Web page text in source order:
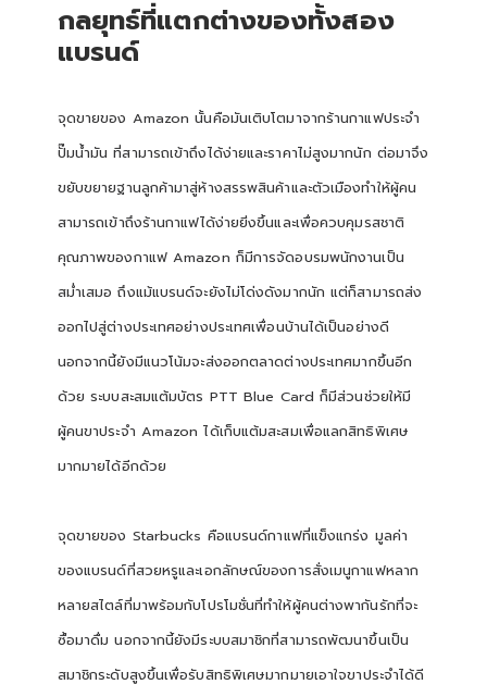
กลยุทธ์ที่แตกต่างของทั้งสอง
แบรนด์
จุดขายของ Amazon นั้นคือมันเติบโตมาจากร้านกาแฟประจำ
ปั๊มน้ำมัน ที่สามารถเข้าถึงได้ง่ายและราคาไม่สูงมากนัก ต่อมาจึง
ขยับขยายฐานลูกค้ามาสู่ห้างสรรพสินค้าและตัวเมืองทำให้ผู้คน
สามารถเข้าถึงร้านกาแฟได้ง่ายยิ่งขึ้นและเพื่อควบคุมรสชาติ
คุณภาพของกาแฟ Amazon ก็มีการจัดอบรมพนักงานเป็น
สม่ำเสมอ ถึงแม้แบรนด์จะยังไม่โด่งดังมากนัก แต่ก็สามารถส่ง
ออกไปสู่ต่างประเทศอย่างประเทศเพื่อนบ้านได้เป็นอย่างดี
นอกจากนี้ยังมีแนวโน้มจะส่งออกตลาดต่างประเทศมากขึ้นอีก
ด้วย ระบบสะสมแต้มบัตร PTT Blue Card ก็มีส่วนช่วยให้มี
ผู้คนขาประจำ Amazon ได้เก็บแต้มสะสมเพื่อแลกสิทธิพิเศษ
มากมายได้อีกด้วย
จุดขายของ Starbucks คือแบรนด์กาแฟที่แข็งแกร่ง มูลค่า
ของแบรนด์ที่สวยหรูและเอกลักษณ์ของการสั่งเมนูกาแฟหลาก
หลายสไตล์ที่มาพร้อมกับโปรโมชั่นที่ทำให้ผู้คนต่างพากันรักที่จะ
ซื้อมาดื่ม นอกจากนี้ยังมีระบบสมาชิกที่สามารถพัฒนาขึ้นเป็น
สมาชิกระดับสูงขึ้นเพื่อรับสิทธิพิเศษมากมายเอาใจขาประจำได้ดี